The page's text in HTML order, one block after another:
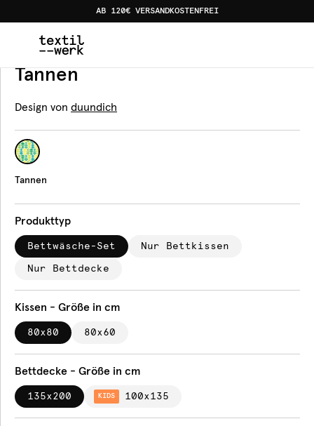
AB 120€ VERSANDKOSTENFREI
Produkte Bettwäsche Tannen
Bettwäsche
Tannen
Design von duundich
Tannen
Produkttyp
Bettwäsche-Set Nur Bettkissen
Nur Bettdecke
Kissen - Größe in cm
80x80 80x60
Bettdecke - Größe in cm
135x200 KIDS 100x135